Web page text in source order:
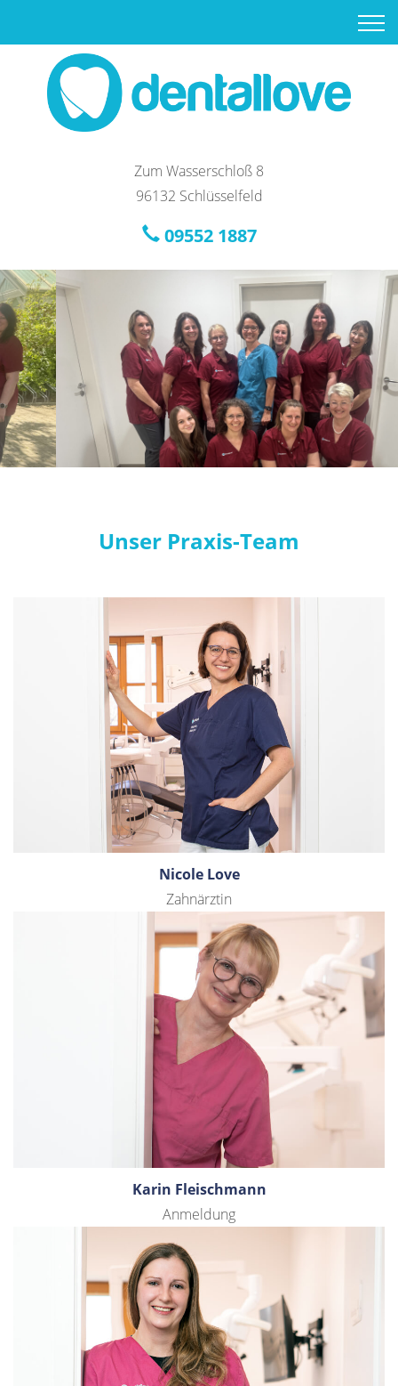
Zum Wasserschloß 8
96132 Schlüsselfeld
09552 1887
Unser Praxis-Team
Nicole Love
Zahnärztin
Karin Fleischmann
Anmeldung